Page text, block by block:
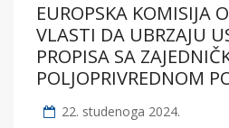
EUROPSKA KOMISIJA
VLASTI DA UBRZAJU
PROPISA SA
POLJOPRIVREDNOM
22. studenoga 2024.